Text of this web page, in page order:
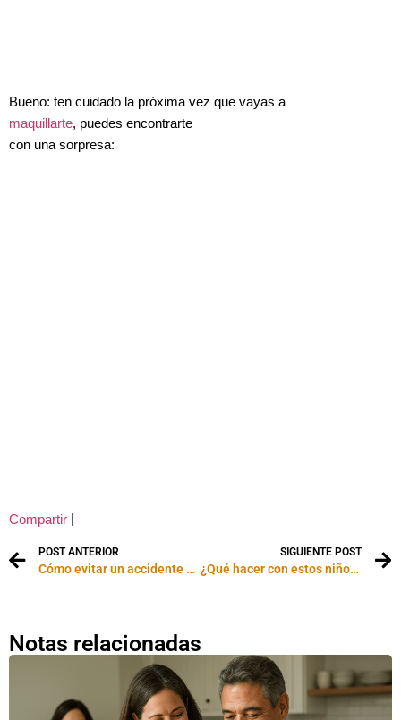
Bueno: ten cuidado la próxima vez que vayas a
maquillarte, puedes encontrarte
con una sorpresa:
Compartir
POST ANTERIOR
Cómo evitar un accidente de tren
SIGUIENTE POST
¿Qué hacer con estos niños?
Notas relacionadas